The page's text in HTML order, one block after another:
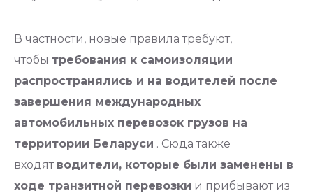
В частности, новые правила требуют,
чтобы требования к самоизоляции
распространялись и на водителей после
завершения международных
автомобильных перевозок грузов на
территории Беларуси . Сюда также
входят водители, которые были заменены в
ходе транзитной перевозки и прибывают из